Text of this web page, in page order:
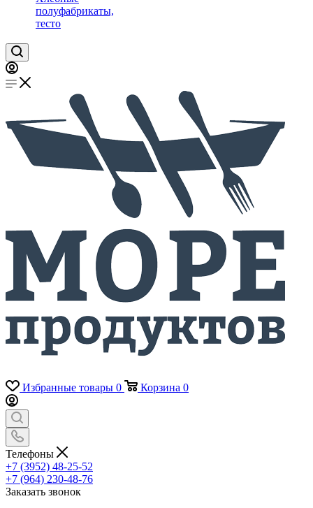
полуфабрикаты,
тесто
Избранные товары 0 Корзина 0
Телефоны
+7 (3952) 48-25-52
+7 (964) 230-48-76
Заказать звонок